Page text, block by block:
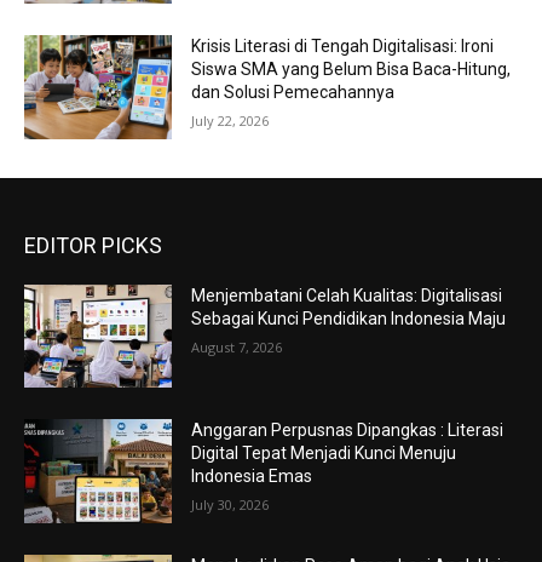
Krisis Literasi di Tengah Digitalisasi: Ironi
Siswa SMA yang Belum Bisa Baca-Hitung,
dan Solusi Pemecahannya
July 22, 2026
EDITOR PICKS
Menjembatani Celah Kualitas: Digitalisasi
Sebagai Kunci Pendidikan Indonesia Maju
August 7, 2026
Anggaran Perpusnas Dipangkas : Literasi
Digital Tepat Menjadi Kunci Menuju
Indonesia Emas
July 30, 2026